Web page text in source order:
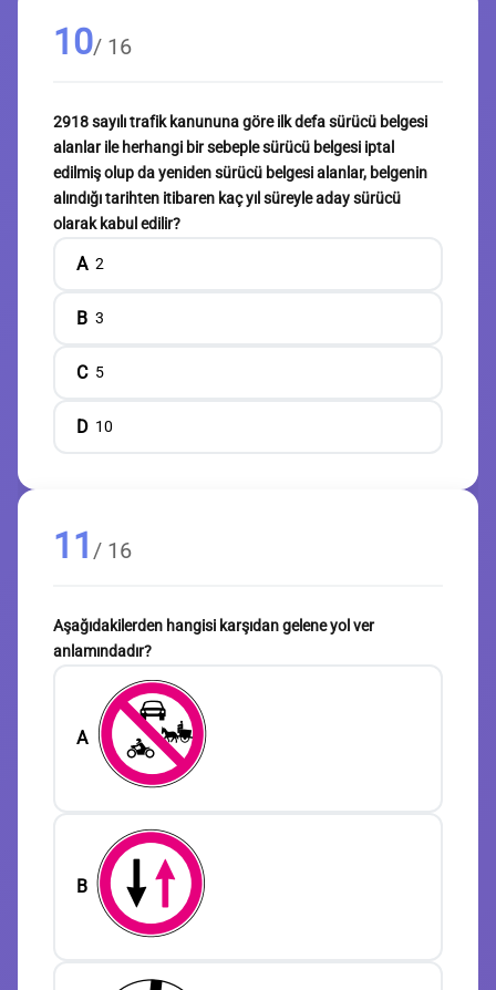
10/ 16
2918 sayılı trafik kanununa göre ilk defa sürücü belgesi
alanlar ile herhangi bir sebeple sürücü belgesi iptal
edilmiş olup da yeniden sürücü belgesi alanlar, belgenin
alındığı tarihten itibaren kaç yıl süreyle aday sürücü
olarak kabul edilir?
A 2
B 3
C 5
D 10
11 / 16
Aşağıdakilerden hangisi karşıdan gelene yol ver
anlamındadır?
A
B